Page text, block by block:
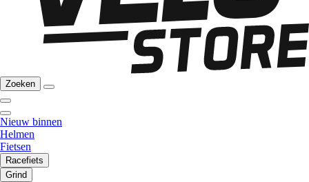
Zoeken
Nieuw binnen
Helmen
Fietsen
Racefiets
Grind